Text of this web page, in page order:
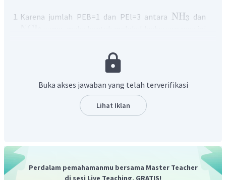
Karena jumlah PEB=1 dan PEl=3 antara NH3 dan
lebih besar daripada
karena selisih momen dipol pada molekul
NCI
Titik didihNH lebih tinggi daripadaNCI karena
NH terdapat ikatan hidrogen. (Benar)
Jadi, jawaban yang benar adalah A.
Buka akses jawaban yang telah terverifikasi
Lihat Iklan
Perdalam pemahamanmu bersama Master Teacher
di sesi Live Teaching, GRATIS!